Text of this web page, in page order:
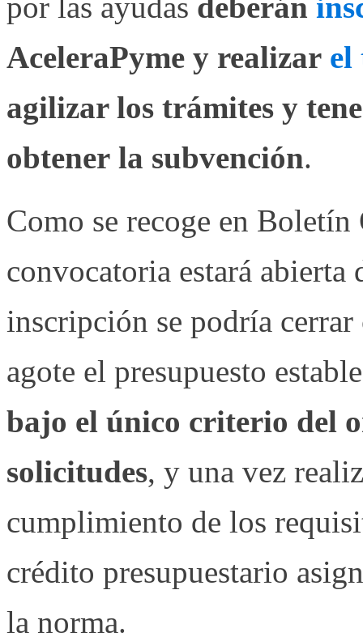
por las ayudas deberán
AceleraPyme y realizar el
agilizar los trámites y
obtener la subvención.
Como se recoge en
convocatoria estará abierta
inscripción se podría cerrar
agote el presupuesto
bajo el único criterio del
solicitudes, y una vez
cumplimiento de los
crédito presupuestario
la norma.